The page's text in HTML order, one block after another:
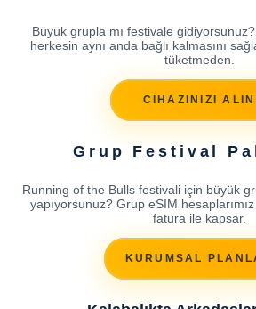
Büyük grupla mı festivale
herkesin aynı anda bağlı kalmasını
tüketmeden.
CİHAZINIZI ALIN
Grup Festival
Running of the Bulls festivali için büyük
yapıyorsunuz? Grup eSIM hesaplarımız
fatura ile kapsar.
KURUMSAL